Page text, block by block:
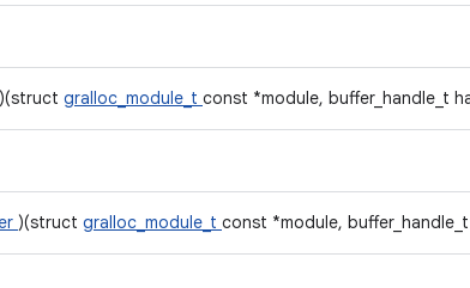
)(struct gralloc_module_t const *module, buffer_handle_t
)(struct gralloc_module_t const *module,